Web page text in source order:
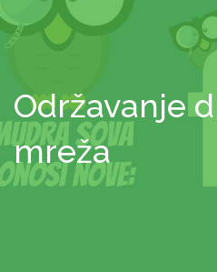
Održavanje
mreža